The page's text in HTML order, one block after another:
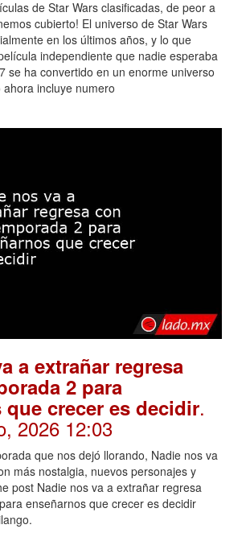
de Star Wars clasificadas, de peor a
cubierto! El universo de Star Wars
en los últimos años, y lo que
independiente que nadie esperaba
se ha convertido en un enorme universo
incluye numero
a extrañar regresa
2 para
que crecer es decidir.
2026 12:03
que nos dejó llorando, Nadie nos va
más nostalgia, nuevos personajes y
post Nadie nos va a extrañar regresa
enseñarnos que crecer es decidir